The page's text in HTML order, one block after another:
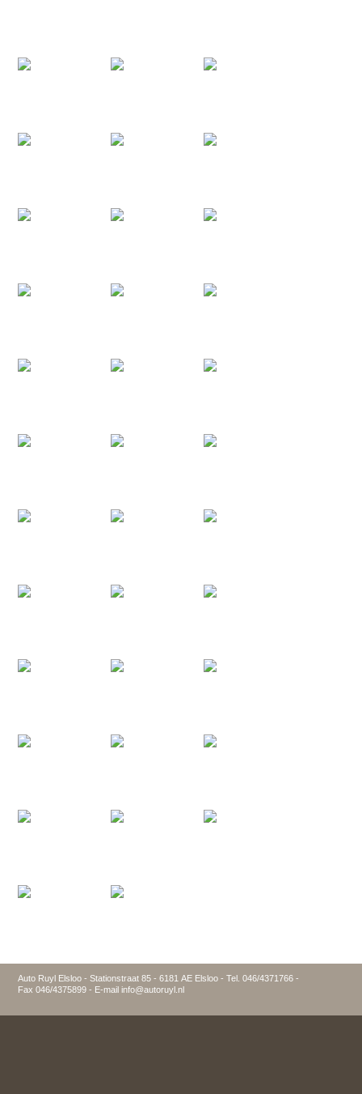
Auto Ruyl Elsloo - Stationstraat 85 - 6181 AE Elsloo - Tel. 046/4371766 -
Fax 046/4375899 - E-mail info@autoruyl.nl